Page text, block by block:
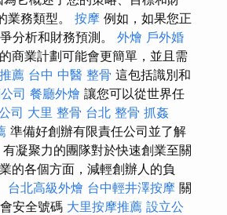
業務類型。 按摩 例如，如果您正
分析和財務預測。 外燴 戶外婚
商業計劃可能會更簡單，並且需
薦 台中 中醫 整骨 這包括識別和
司 餐廳外燴 讓您可以從世界任
司 大里 整骨 台北 整骨 抓姦
準備好創辦有限責任公司並了解
凝聚力的團隊對於快速創業至關
的各個方面，減輕創辦人的負
台北高級外燴 台中輕井澤按摩 關
安全號碼 大里按摩推薦 設立公